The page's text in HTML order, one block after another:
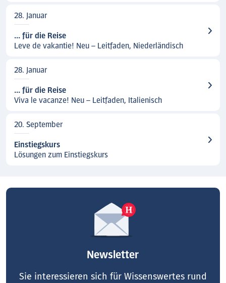
28. Januar
... für die Reise
Leve de vakantie! Neu – Leitfaden, Niederländisch
28. Januar
... für die Reise
Viva le vacanze! Neu – Leitfaden, Italienisch
20. September
Einstiegskurs
Lösungen zum Einstiegskurs
Newsletter
Sie interessieren sich für Wissenswertes rund